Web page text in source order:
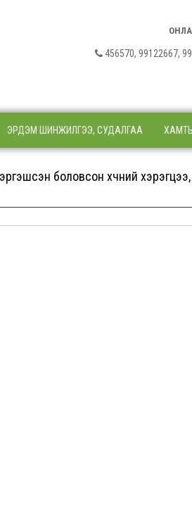
456570, 99122667,
ЭРДЭМ ШИНЖИЛГЭЭ, СУДАЛГАА
боловсон хүчний